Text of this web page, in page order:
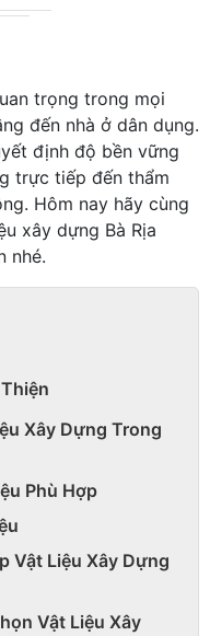
trọng trong mọi
đến nhà ở dân dụng.
định độ bền vững
trực tiếp đến thẩm
Hôm nay hãy cùng
xây dựng Bà Rịa
nhé.
Xây Dựng Trong
Phù Hợp
Vật Liệu Xây Dựng
Vật Liệu Xây